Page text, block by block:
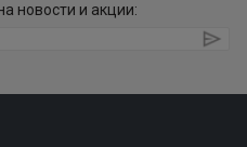
новости и акции: